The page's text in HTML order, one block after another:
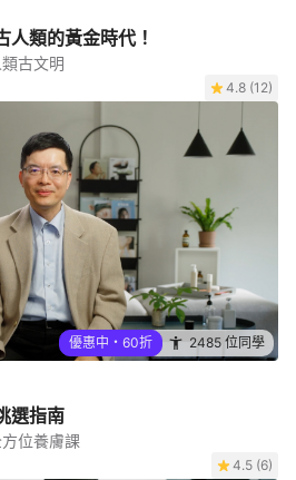
人類的黃金時代！
古文明
4.8 (12)
優惠中・60折 2485 位同學
選指南
位養膚課
4.5 (6)